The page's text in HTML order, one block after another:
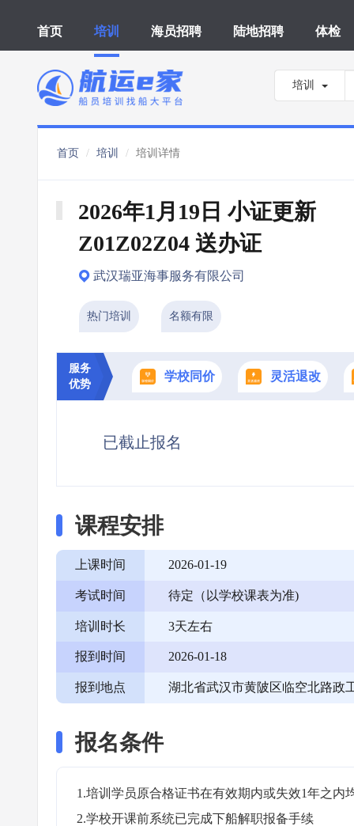
首页 培训 海员招聘 陆地招聘 体检
培训
首页 培训 培训详情
2026年1月19日 小证更新
Z01Z02Z04 送办证
武汉瑞亚海事服务有限公司
热门培训 名额有限
服务
优势
学校同价 灵活退改
已截止报名
课程安排
上课时间 2026-01-19
考试时间 待定（以学校课表为准)
培训时长 3天左右
报到时间 2026-01-18
报到地点 湖北省武汉市黄陂区临空北路政
报名条件
1.培训学员原合格证书在有效期内或失效1年之内
2.学校开课前系统已完成下船解职报备手续